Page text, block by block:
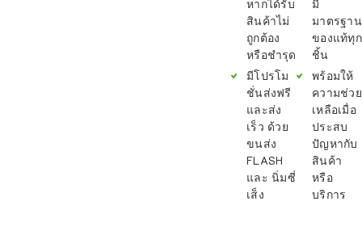
หากได้รับ
สินค้าไม่
ถูกต้อง
หรือชำรุด
มีโปรโม
ชั่นส่งฟรี
และส่ง
เร็ว ด้วย
ขนส่ง
FLASH
และ นิ่มซี่
เส็ง
มี
มาตรฐาน
ของแท้ทุก
ชิ้น
พร้อมให้
ความช่วย
เหลือเมื่อ
ประสบ
ปัญหากับ
สินค้า
หรือ
บริการ